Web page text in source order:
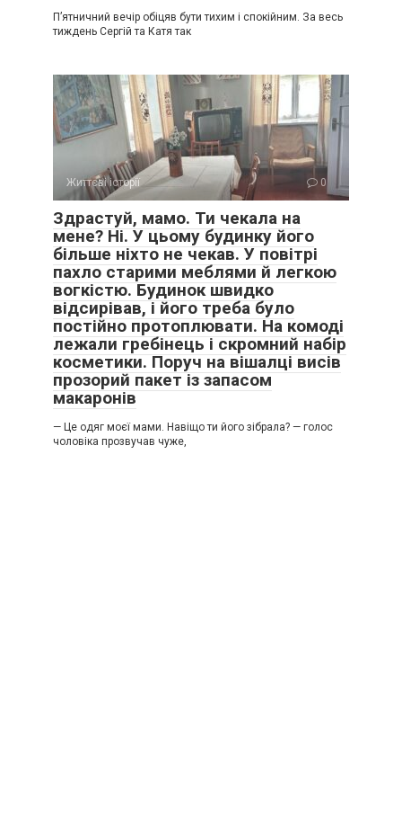
П’ятничний вечір обіцяв бути тихим і спокійним. За весь
тиждень Сергій та Катя так
Життєві історії 0
Здрастуй, мамо. Ти чекала на
мене? Ні. У цьому будинку його
більше ніхто не чекав. У повітрі
пахло старими меблями й легкою
вогкістю. Будинок швидко
відсирівав, і його треба було
постійно протоплювати. На комоді
лежали гребінець і скромний набір
косметики. Поруч на вішалці висів
прозорий пакет із запасом
макаронів
— Це одяг моєї мами. Навіщо ти його зібрала? — голос
чоловіка прозвучав чуже,